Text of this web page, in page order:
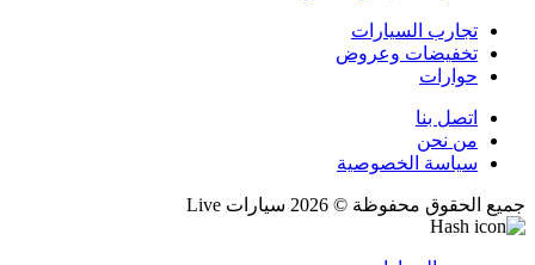
تجارب السيارات
تخفيضات وعروض
حوارات
اتصل بنا
من نحن
سياسة الخصوصية
جميع الحقوق محفوظة © 2026 سيارات Live